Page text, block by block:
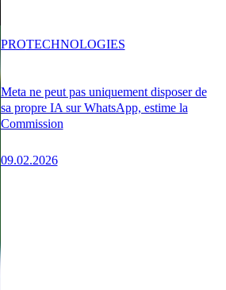
Meta ne peut pas uniquement disposer de
sa propre IA sur WhatsApp, estime la
Commission
09.02.2026
PROTECHNOLOGIES